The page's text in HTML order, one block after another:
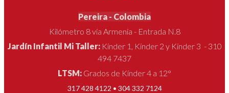
Pereira - Colombia
Kilómetro 8 vía Armenia - Entrada N.8
Jardín Infantil Mi Taller: Kínder 1, Kínder 2 y Kínder 3 - 310
494 7437
LTSM: Grados de Kínder 4 a 12°
317 428 4122 • 304 332 7124